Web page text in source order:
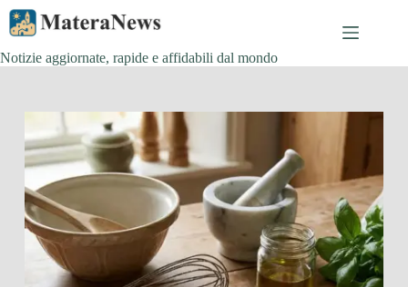
Salta
contenuto
Notizie aggiornate, rapide e affidabili dal mondo